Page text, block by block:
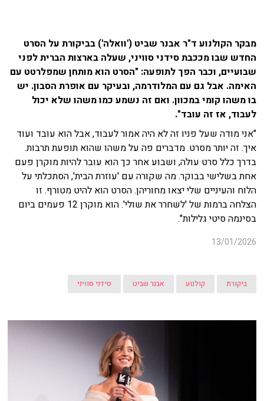
מבקר הקולנוע ד"ר אבנר שביט ('וואלה') בביקורת על הסרט
החדש שבו מככבת סידני סוויני, שעלה בארצות הברית לפני
שבועיים, וכבר הפך לתופעה: "הסרט הוא מותחן שמפלרטט עם
האימה. אבל גם עם המלודרמה, ובעיקר עם אופרת הסבון. יש
בו משהו קומי במכוון. ואם זה נשמע כמו משהו שלא יכול
לעבוד, אז זה עובד".
"אני מודה שעל פניו זה לא היה אמור לעבוד, אבל הוא עובד ועוד
איך. זה יותר מסרט. מדברים פה על משהו שהוא תופעת תרבות.
בדרך כלל סרט עולה, ושבוע אחר כך הוא עובר להיות מוקרן פעם
אחת בשלישי בבוקר. מה שקורה עם 'עוזרת הבית', הסתכלתי על
הלוח והעיניים שלי יצאו מחוריהן. הסרט הוא להיט מטורף. זו
הצלחה ברמות של 'לשחרר את שולי'. הוא מוקרן 12 פעמים ביום
בסינמה סיטי גלילות".
13/01/2026
ביקורת קולנוע אבנר שביט סידני סוויני